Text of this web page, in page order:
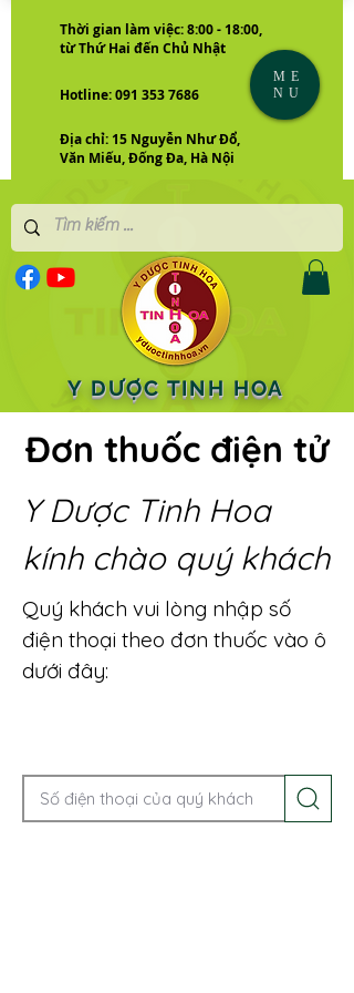
Thời gian làm việc: 8:00 - 18:00,
từ Thứ Hai đến Chủ Nhật
Hotline: 091 353 7686
Địa chỉ: 15 Nguyễn Như Đổ,
Văn Miếu, Đống Đa, Hà Nội
Y DƯỢC TINH HOA
ME
NU
Đơn thuốc điện tử
Y Dược Tinh Hoa
kính chào quý khách
Quý khách vui lòng nhập số
điện thoại theo đơn thuốc vào ô
dưới đây: